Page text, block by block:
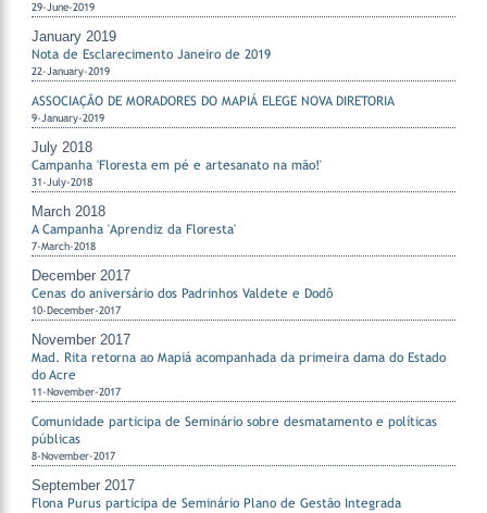
29-June-2019
January 2019
Nota de Esclarecimento Janeiro de 2019
22-January-2019
ASSOCIAÇÃO DE MORADORES DO MAPIÁ ELEGE NOVA DIRETORIA
9-January-2019
July 2018
Campanha 'Floresta em pé e artesanato na mão!'
31-July-2018
March 2018
A Campanha 'Aprendiz da Floresta'
7-March-2018
December 2017
Cenas do aniversário dos Padrinhos Valdete e Dodô
10-December-2017
November 2017
Mad. Rita retorna ao Mapiá acompanhada da primeira dama do Estado
do Acre
11-November-2017
Comunidade participa de Seminário sobre desmatamento e políticas
públicas
8-November-2017
September 2017
Flona Purus participa de Seminário Plano de Gestão Integrada